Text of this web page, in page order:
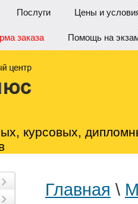
Послуги Цены и
заказа Помощь на
курсовых,
Главная \